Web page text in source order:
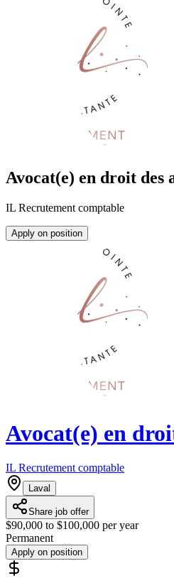
Avocat(e) en droit des
IL Recrutement comptable
Apply on position
Avocat(e) en
IL Recrutement comptable
Laval
Share job offer
$90,000 to $100,000 per year
Permanent
Apply on position